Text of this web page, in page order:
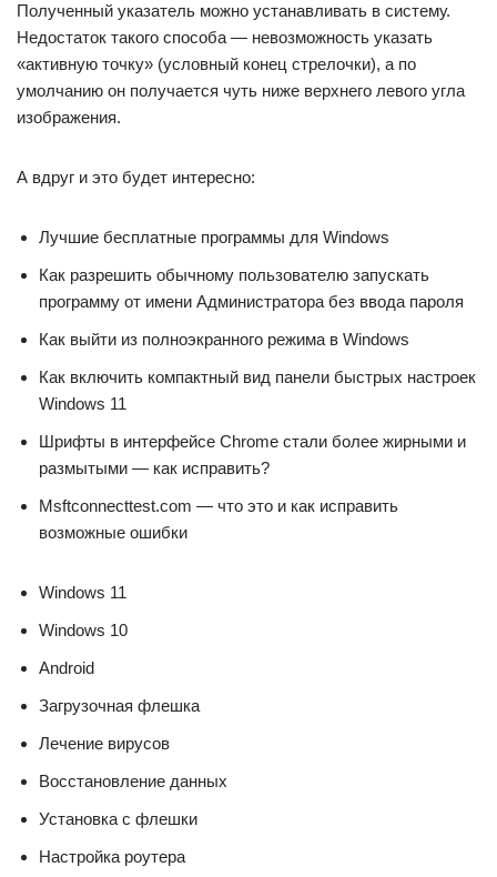
Полученный указатель можно устанавливать в систему.
Недостаток такого способа — невозможность указать
«активную точку» (условный конец стрелочки), а по
умолчанию он получается чуть ниже верхнего левого угла
изображения.
А вдруг и это будет интересно:
Лучшие бесплатные программы для Windows
Как разрешить обычному пользователю запускать
программу от имени Администратора без ввода пароля
Как выйти из полноэкранного режима в Windows
Как включить компактный вид панели быстрых настроек
Windows 11
Шрифты в интерфейсе Chrome стали более жирными и
размытыми — как исправить?
Msftconnecttest.com — что это и как исправить
возможные ошибки
Windows 11
Windows 10
Android
Загрузочная флешка
Лечение вирусов
Восстановление данных
Установка с флешки
Настройка роутера